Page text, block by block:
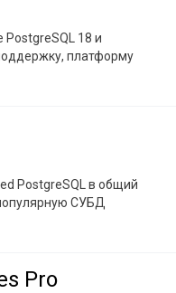
18 и
платформу
PostgreSQL в общий
СУБД
Pro